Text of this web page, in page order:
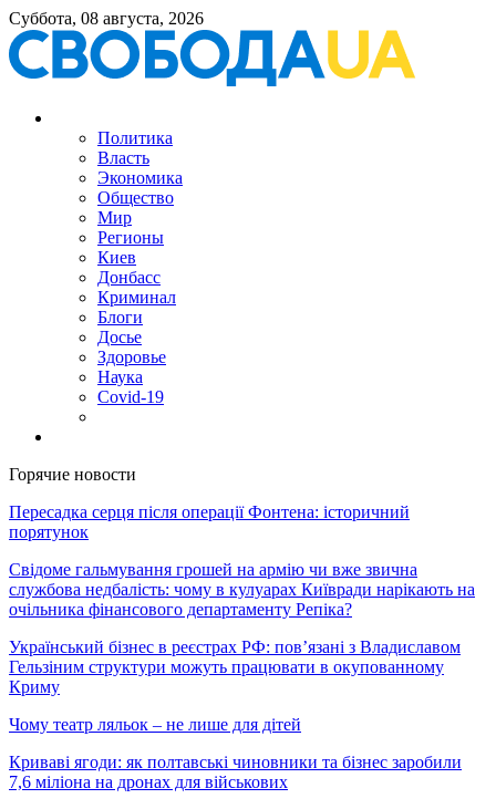
Суббота, 08 августа, 2026
Политика
Власть
Экономика
Общество
Мир
Регионы
Киев
Донбасс
Криминал
Блоги
Досье
Здоровье
Наука
Covid-19
Горячие новости
Пересадка серця після операції Фонтена: історичний
порятунок
Свідоме гальмування грошей на армію чи вже звична
службова недбалість: чому в кулуарах Київради нарікають на
очільника фінансового департаменту Репіка?
Український бізнес в реєстрах РФ: пов’язані з Владиславом
Гельзіним структури можуть працювати в окупованному
Криму
Чому театр ляльок – не лише для дітей
Криваві ягоди: як полтавські чиновники та бізнес заробили
7,6 міліона на дронах для військових